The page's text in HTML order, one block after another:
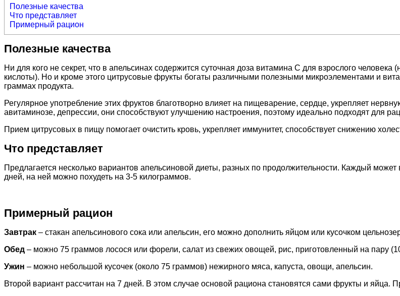
Полезные качества
Что представляет
Примерный рацион
Полезные качества
Ни для кого не секрет, что в апельсинах содержится суточная доза витамина C для взрослого
кислоты). Но и кроме этого цитрусовые фрукты богаты различными полезными микроэлементами и
граммах продукта.
Регулярное употребление этих фруктов благотворно влияет на пищеварение, сердце, укрепляет
авитаминозе, депрессии, они способствуют улучшению настроения, поэтому идеально подходят для
Прием цитрусовых в пищу помогает очистить кровь, укрепляет иммунитет, способствует снижению
Что представляет
Предлагается несколько вариантов апельсиновой диеты, разных по продолжительности. Каждый
дней, на ней можно похудеть на 3-5 килограммов.
Примерный рацион
Завтрак – стакан апельсинового сока или апельсин, его можно дополнить яйцом или кусочком
Обед – можно 75 граммов лосося или форели, салат из свежих овощей, рис, приготовленный на пару
Ужин – можно небольшой кусочек (около 75 граммов) нежирного мяса, капуста, овощи, апельсин.
Второй вариант рассчитан на 7 дней. В этом случае основой рациона становятся сами фрукты и яйца.